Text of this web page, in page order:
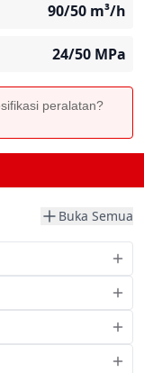
90/50 m³/h
24/50 MPa
peralatan?
Buka Semua